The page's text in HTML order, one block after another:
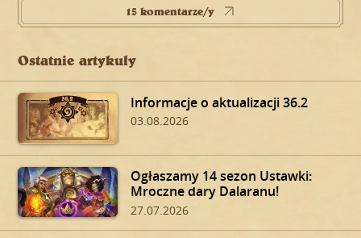
15 komentarze/y
Ostatnie artykuły
Informacje o aktualizacji 36.2
03.08.2026
Ogłaszamy 14 sezon Ustawki:
Mroczne dary Dalaranu!
27.07.2026